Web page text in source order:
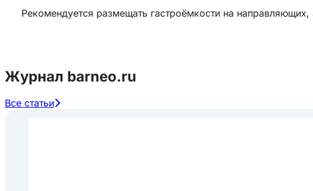
Рекомендуется размещать гастроёмкости на
Журнал barneo.ru
Все статьи